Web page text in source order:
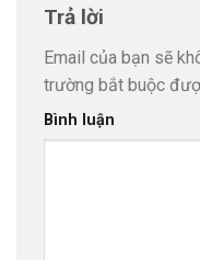
Trả lời
Email của bạn sẽ
trường bắt buộc
Bình luận